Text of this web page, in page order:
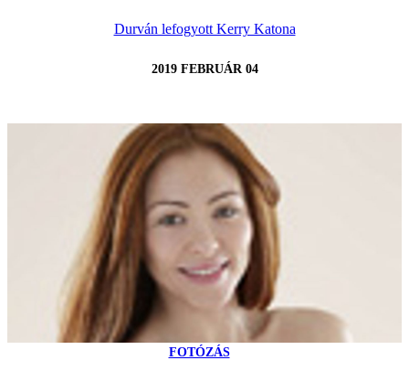
Durván lefogyott Kerry Katona
2019 FEBRUÁR 04
FOTÓZÁS